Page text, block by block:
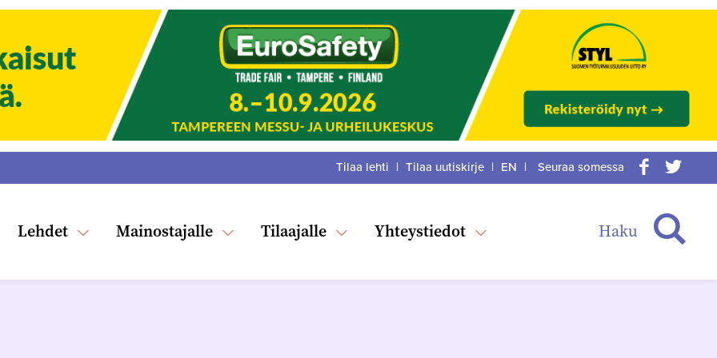
Lehdet Mainostajalle Tilaajalle Yhteystiedot Haku
Tilaa lehti | Tilaa uutiskirje | EN |
Seuraa somessa
:Facebook
Twitter